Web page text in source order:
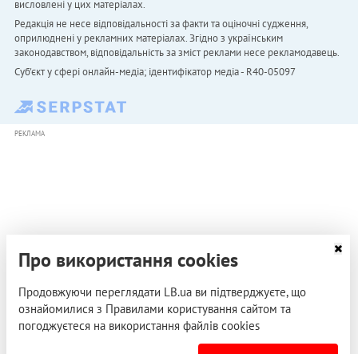
висловлені у цих матеріалах.
Редакція не несе відповідальності за факти та оціночні судження,
оприлюднені у рекламних матеріалах. Згідно з українським
законодавством, відповідальність за зміст реклами несе рекламодавець.
Cуб'єкт у сфері онлайн-медіа; ідентифікатор медіа - R40-05097
РЕКЛАМА
Про використання cookies
Продовжуючи переглядати LB.ua ви підтверджуєте, що
ознайомилися з Правилами користування сайтом та
погоджуєтеся на використання файлів cookies